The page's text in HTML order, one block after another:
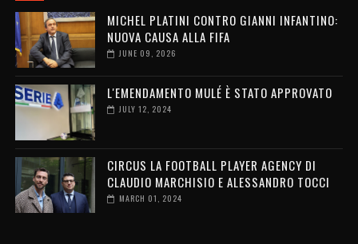
MICHEL PLATINI CONTRO GIANNI INFANTINO:
NUOVA CAUSA ALLA FIFA
JUNE 09, 2026
L'EMENDAMENTO MULÉ È STATO APPROVATO
JULY 12, 2024
CIRCUS LA FOOTBALL PLAYER AGENCY DI
CLAUDIO MARCHISIO E ALESSANDRO TOCCI
MARCH 01, 2024